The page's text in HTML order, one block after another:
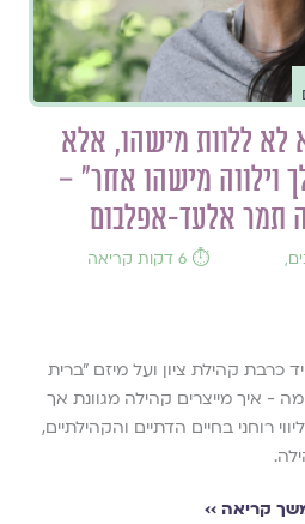
ללוות מישהו, אלא
וילווה מישהו אחר" –
תמר אלעד-אפלבום
, ⏱️ 6 דקות קריאה
כרבת קהילת ציון ועל מיזם ״ברית
- איך מייצרים קהילה מגוונת אך
רוחני בחיים הדתיים והקהילתיים,
קריאה ››